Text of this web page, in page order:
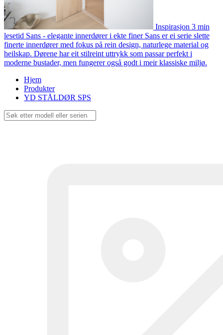
Inspirasjon 3 min
lesetid Sans - elegante innerdører i ekte finer Sans er ei serie slette
finerte innerdører med fokus på rein design, naturlege material og
heilskap. Dørene har eit stilreint uttrykk som passar perfekt i
moderne bustader, men fungerer også godt i meir klassiske miljø.
Hjem
Produkter
YD STÅLDØR SPS